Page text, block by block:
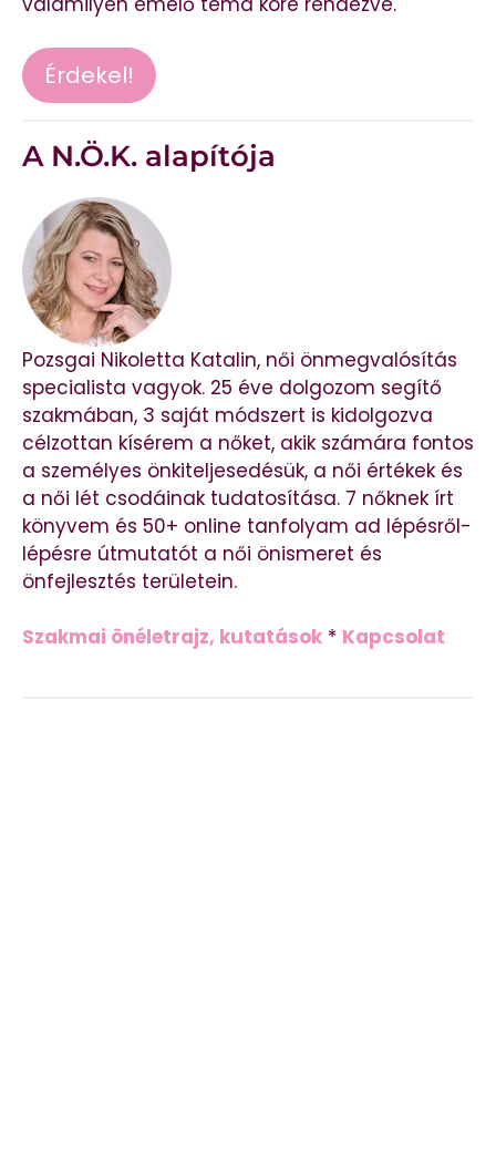
Érdekel!
A N.Ö.K. alapítója
Pozsgai Nikoletta Katalin, női önmegvalósítás
specialista vagyok. 25 éve dolgozom segítő
szakmában, 3 saját módszert is kidolgozva
célzottan kísérem a nőket, akik számára fontos
a személyes önkiteljesedésük, a női értékek és
a női lét csodáinak tudatosítása. 7 nőknek írt
könyvem és 50+ online tanfolyam ad lépésről-
lépésre útmutatót a női önismeret és
önfejlesztés területein.
Szakmai önéletrajz, kutatások * Kapcsolat